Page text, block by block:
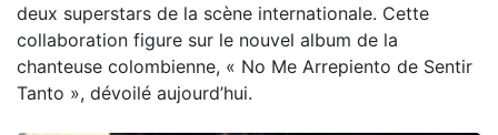
deux superstars de la scène internationale. Cette
collaboration figure sur le nouvel album de la
chanteuse colombienne, « No Me Arrepiento de Sentir
Tanto », dévoilé aujourd’hui.